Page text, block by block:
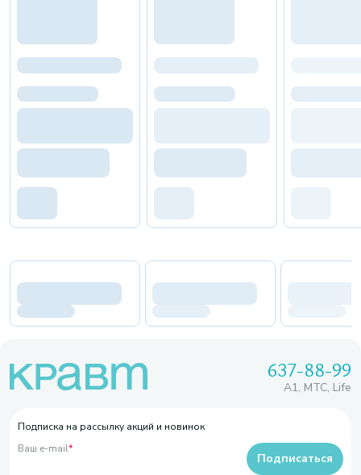
637-88-99
A1, МТС, Life
Подписка на рассылку акций и новинок
Ваш e-mail*
Подписаться